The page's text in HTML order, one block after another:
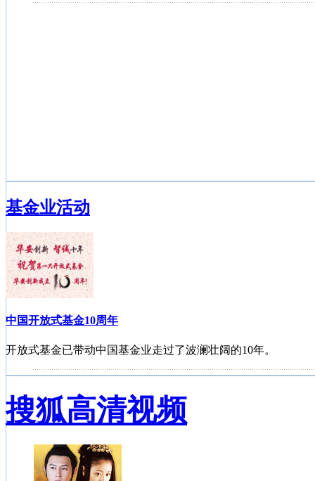
基金业活动
中国开放式基金10周年
开放式基金已带动中国基金业走过了波澜壮阔的10年。
中国基金投资者服务巡讲活动苏州站
2010年陆续将有九场巡讲活动。
搜狐高清视频